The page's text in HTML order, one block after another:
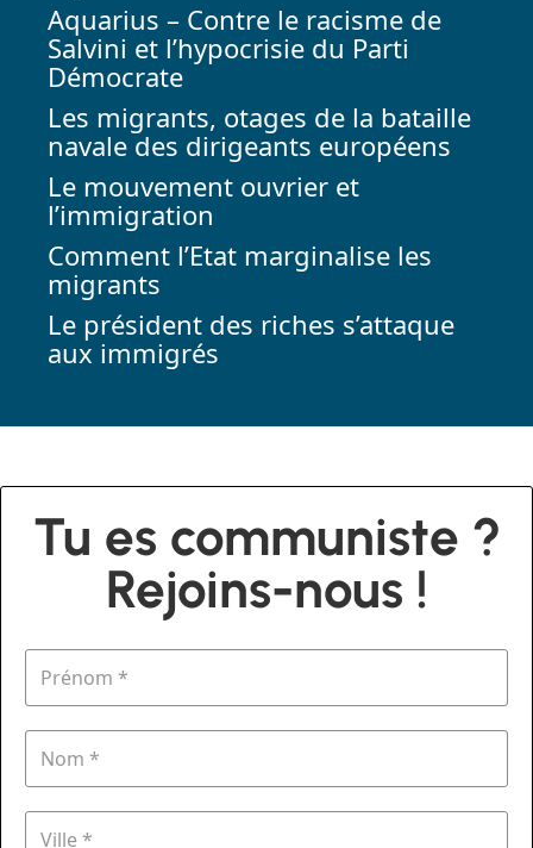
Aquarius – Contre le racisme de
Salvini et l’hypocrisie du Parti
Démocrate
Les migrants, otages de la bataille
navale des dirigeants européens
Le mouvement ouvrier et
l’immigration
Comment l’Etat marginalise les
migrants
Le président des riches s’attaque
aux immigrés
Tu es communiste ?
Rejoins-nous !